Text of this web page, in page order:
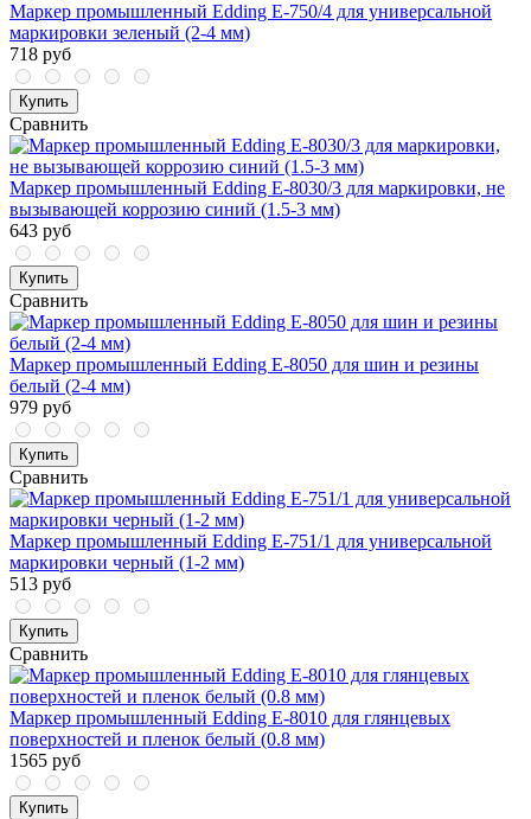
Маркер промышленный Edding E-750/4 для универсальной
маркировки зеленый (2-4 мм)
718 руб
Купить
Сравнить
Маркер промышленный Edding E-8030/3 для маркировки, не
вызывающей коррозию синий (1.5-3 мм)
643 руб
Купить
Сравнить
Маркер промышленный Edding E-8050 для шин и резины
белый (2-4 мм)
979 руб
Купить
Сравнить
Маркер промышленный Edding E-751/1 для универсальной
маркировки черный (1-2 мм)
513 руб
Купить
Сравнить
Маркер промышленный Edding E-8010 для глянцевых
поверхностей и пленок белый (0.8 мм)
1565 руб
Купить